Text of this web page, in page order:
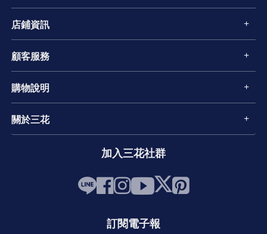
店鋪資訊
顧客服務
購物說明
關於三花
加入三花社群
訂閱電子報